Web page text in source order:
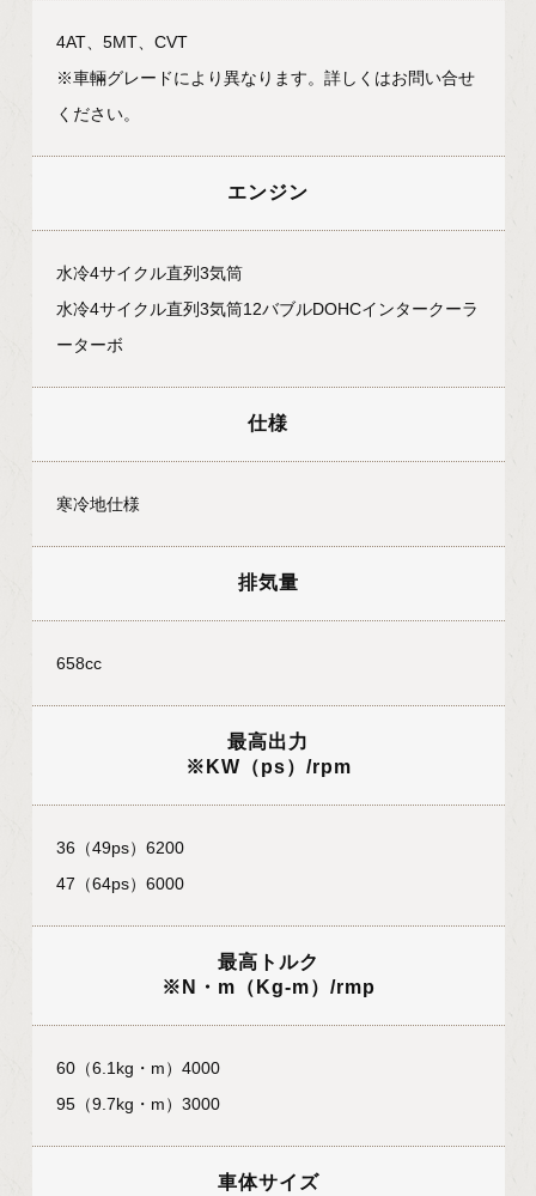
4AT、5MT、CVT
※車輛グレードにより異なります。詳しくはお問い合せ
ください。
エンジン
水冷4サイクル直列3気筒
水冷4サイクル直列3気筒12バブルDOHCインタークーラ
ーターボ
仕様
寒冷地仕様
排気量
658cc
最高出力
※KW（ps）/rpm
36（49ps）6200
47（64ps）6000
最高トルク
※N・m（Kg-m）/rmp
60（6.1kg・m）4000
95（9.7kg・m）3000
車体サイズ